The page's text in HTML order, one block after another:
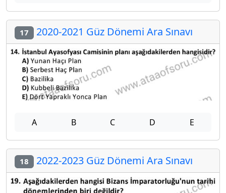
17 2020-2021 Güz Dönemi Ara Sınavı
A B C D E
18 2022-2023 Güz Dönemi Ara Sınavı